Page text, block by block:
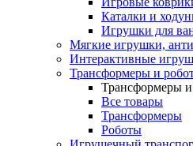
Каталки и
Игрушки для
Мягкие игрушки,
Интерактивные
Трансформеры и
Трансформеры
Все товары
Трансформеры
Роботы